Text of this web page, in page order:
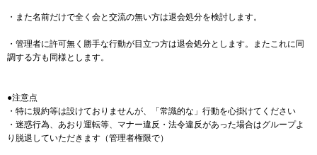
・また名前だけで全く会と交流の無い方は退会処分を検討します。
・管理者に許可無く勝手な行動が目立つ方は退会処分とします。またこれに同
調する方も同様とします。
●注意点
・特に規約等は設けておりませんが、「常識的な」行動を心掛けてください
・迷惑行為、あおり運転等、マナー違反・法令違反があった場合はグループよ
り脱退していただきます（管理者権限で）